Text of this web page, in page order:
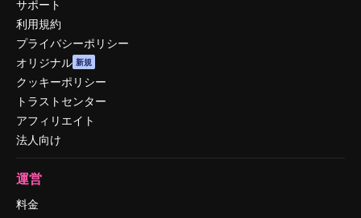
サポート
利用規約
プライバシーポリシー
オリジナル 新規
クッキーポリシー
トラストセンター
アフィリエイト
法人向け
運営
料金